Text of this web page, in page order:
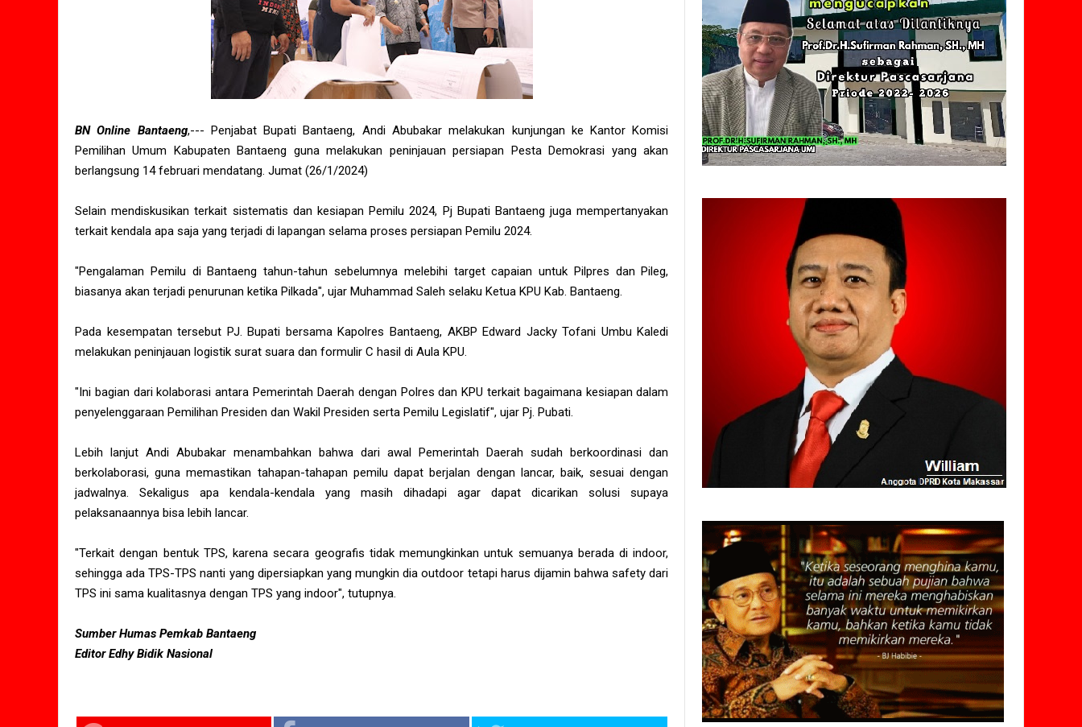
BN Online Bantaeng,--- Penjabat Bupati Bantaeng, Andi Abubakar melakukan kunjungan ke Kantor Komisi
Pemilihan Umum Kabupaten Bantaeng guna melakukan peninjauan persiapan Pesta Demokrasi yang akan
berlangsung 14 februari mendatang. Jumat (26/1/2024)
Selain mendiskusikan terkait sistematis dan kesiapan Pemilu 2024, Pj Bupati Bantaeng juga mempertanyakan
terkait kendala apa saja yang terjadi di lapangan selama proses persiapan Pemilu 2024.
"Pengalaman Pemilu di Bantaeng tahun-tahun sebelumnya melebihi target capaian untuk Pilpres dan Pileg,
biasanya akan terjadi penurunan ketika Pilkada", ujar Muhammad Saleh selaku Ketua KPU Kab. Bantaeng.
Pada kesempatan tersebut PJ. Bupati bersama Kapolres Bantaeng, AKBP Edward Jacky Tofani Umbu Kaledi
melakukan peninjauan logistik surat suara dan formulir C hasil di Aula KPU.
"Ini bagian dari kolaborasi antara Pemerintah Daerah dengan Polres dan KPU terkait bagaimana kesiapan dalam
penyelenggaraan Pemilihan Presiden dan Wakil Presiden serta Pemilu Legislatif", ujar Pj. Pubati.
Lebih lanjut Andi Abubakar menambahkan bahwa dari awal Pemerintah Daerah sudah berkoordinasi dan
berkolaborasi, guna memastikan tahapan-tahapan pemilu dapat berjalan dengan lancar, baik, sesuai dengan
jadwalnya. Sekaligus apa kendala-kendala yang masih dihadapi agar dapat dicarikan solusi supaya
pelaksanaannya bisa lebih lancar.
"Terkait dengan bentuk TPS, karena secara geografis tidak memungkinkan untuk semuanya berada di indoor,
sehingga ada TPS-TPS nanti yang dipersiapkan yang mungkin dia outdoor tetapi harus dijamin bahwa safety dari
TPS ini sama kualitasnya dengan TPS yang indoor", tutupnya.
Sumber Humas Pemkab Bantaeng
Editor Edhy Bidik Nasional